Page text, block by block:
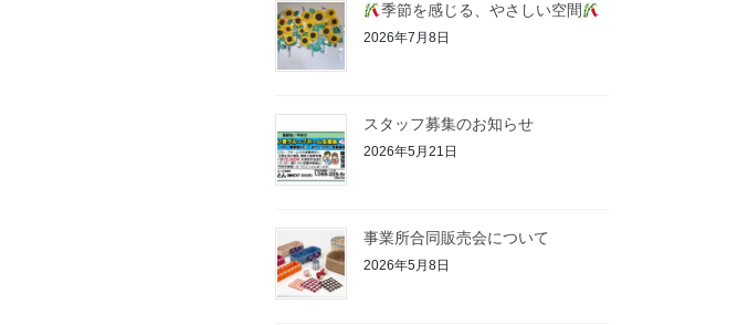
季節を感じる、やさしい空間
2026年7月8日
スタッフ募集のお知らせ
2026年5月21日
事業所合同販売会について
2026年5月8日